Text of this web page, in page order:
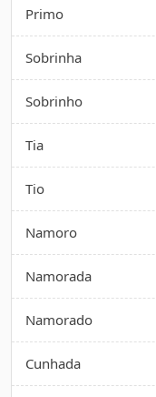
Primo
Sobrinha
Sobrinho
Tia
Tio
Namoro
Namorada
Namorado
Cunhada